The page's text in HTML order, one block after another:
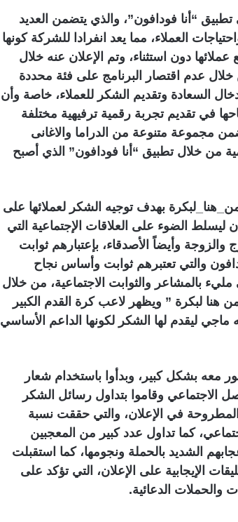
“أنا فودافون”، والذي يتضمن العديد
العملاء، مما يعد انفرادا للشركة كونها
دون استثناء، وتم الإعلان عنه خلال
بشكل جديد من خلال عدم اقتصار البرنامج على فئة محددة
السعادة وتقديم الشكر للعملاء، خاصة وأن
في تقديم تجربة رقمية ترفيهية مختلفة
مجموعة متنوعة من الدراما والاغانى
من خلال تطبيق “أنا فودافون” الذي أصبح
بهدف توجيه الشكر لعملائها على
ليسلط الضوء على العلاقات الإجتماعية التي
والزوجة وأيضاً الأصدقاء، بإعتبارهم ثوابت
والتي تعتبرهم ثوابت وأساس نجاح
بالمشاعر والثوابت الاجتماعية، من خلال
هنا لبكرة ” ويظهر لاعب كرة القدم الكبير
ماجي ليقدم لها الشكر لكونها الداعم الأساسي
معه بشكل كبير، وبدأوا باستخدام شعار
الاجتماعي وقاموا بتداول رسائل الشكر
المطروحة في الإعلان، والتي حققت نسبة
كما تداول عدد كبير من المعجبين
الشديد بالحملة ونجومها، كما استقبلت
الإيجابية على الإعلان، التي تؤكد على
والحملات الدعائية.